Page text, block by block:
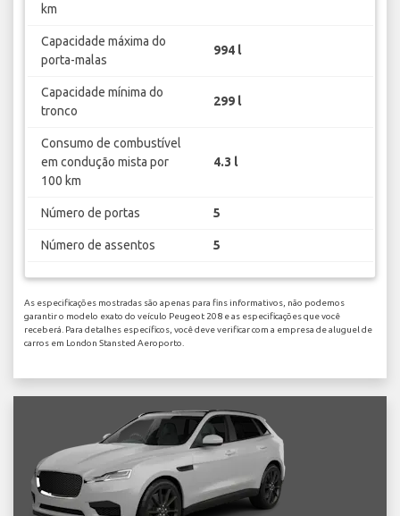
km
Capacidade máxima do
porta-malas
994 l
Capacidade mínima do
tronco
299 l
Consumo de combustível
em condução mista por
100 km
4.3 l
Número de portas 5
Número de assentos 5
As especificações mostradas são apenas para fins informativos, não podemos
garantir o modelo exato do veículo Peugeot 208 e as especificações que você
receberá. Para detalhes específicos, você deve verificar com a empresa de aluguel de
carros em London Stansted Aeroporto.